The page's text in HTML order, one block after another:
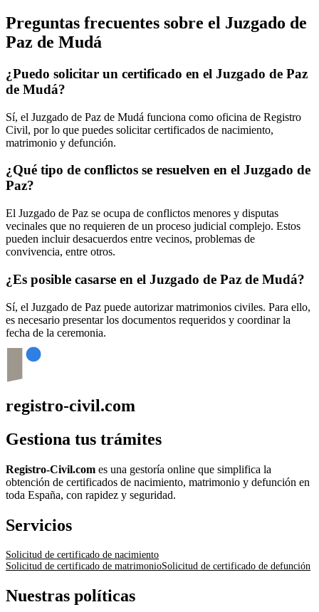
Preguntas frecuentes sobre el Juzgado de
Paz de Mudá
¿Puedo solicitar un certificado en el Juzgado de Paz
de Mudá?
Sí, el Juzgado de Paz de Mudá funciona como oficina de Registro
Civil, por lo que puedes solicitar certificados de nacimiento,
matrimonio y defunción.
¿Qué tipo de conflictos se resuelven en el Juzgado de
Paz?
El Juzgado de Paz se ocupa de conflictos menores y disputas
vecinales que no requieren de un proceso judicial complejo. Estos
pueden incluir desacuerdos entre vecinos, problemas de
convivencia, entre otros.
¿Es posible casarse en el Juzgado de Paz de Mudá?
Sí, el Juzgado de Paz puede autorizar matrimonios civiles. Para ello,
es necesario presentar los documentos requeridos y coordinar la
fecha de la ceremonia.
registro-civil.com
Gestiona tus trámites
Registro-Civil.com es una gestoría online que simplifica la
obtención de certificados de nacimiento, matrimonio y defunción en
toda España, con rapidez y seguridad.
Servicios
Solicitud de certificado de nacimiento
Solicitud de certificado de matrimonioSolicitud de certificado de defunción
Nuestras políticas